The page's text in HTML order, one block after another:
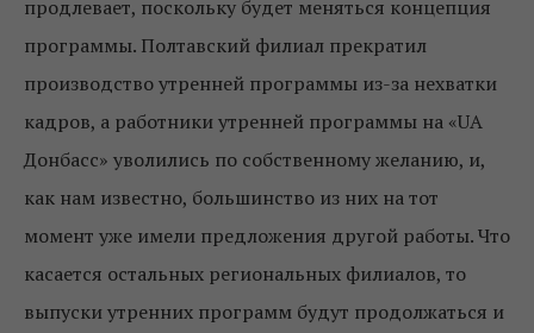
продлевает, поскольку будет меняться концепция
программы. Полтавский филиал прекратил
производство утренней программы из-за нехватки
кадров, а работники утренней программы на «UA
Донбасс» уволились по собственному желанию, и,
как нам известно, большинство из них на тот
момент уже имели предложения другой работы. Что
касается остальных региональных филиалов, то
выпуски утренних программ будут продолжаться и